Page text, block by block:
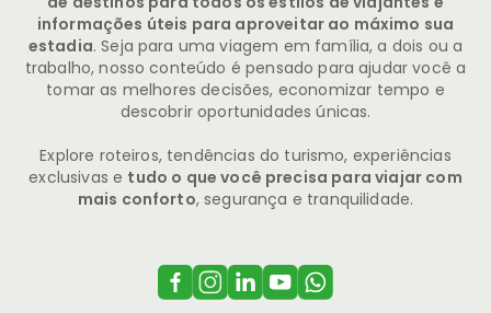
informações úteis para aproveitar ao máximo sua
estadia. Seja para uma viagem em família, a dois ou a
trabalho, nosso conteúdo é pensado para ajudar você a
tomar as melhores decisões, economizar tempo e
descobrir oportunidades únicas.
Explore roteiros, tendências do turismo, experiências
exclusivas e tudo o que você precisa para viajar com
mais conforto, segurança e tranquilidade.